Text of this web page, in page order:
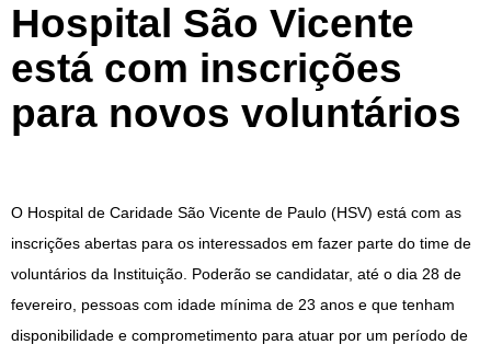
Hospital São Vicente
está com inscrições
para novos voluntários
O Hospital de Caridade São Vicente de Paulo (HSV) está com as
inscrições abertas para os interessados em fazer parte do time de
voluntários da Instituição. Poderão se candidatar, até o dia 28 de
fevereiro, pessoas com idade mínima de 23 anos e que tenham
disponibilidade e comprometimento para atuar por um período de